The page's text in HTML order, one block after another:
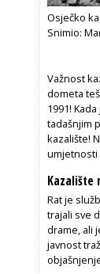
Osječko
Snimio:
Važnost
dometa
1991!
tadašnjim
kazalište!
umjetnosti
Kazalište
Rat je
trajali sve
drame, ali
javnost